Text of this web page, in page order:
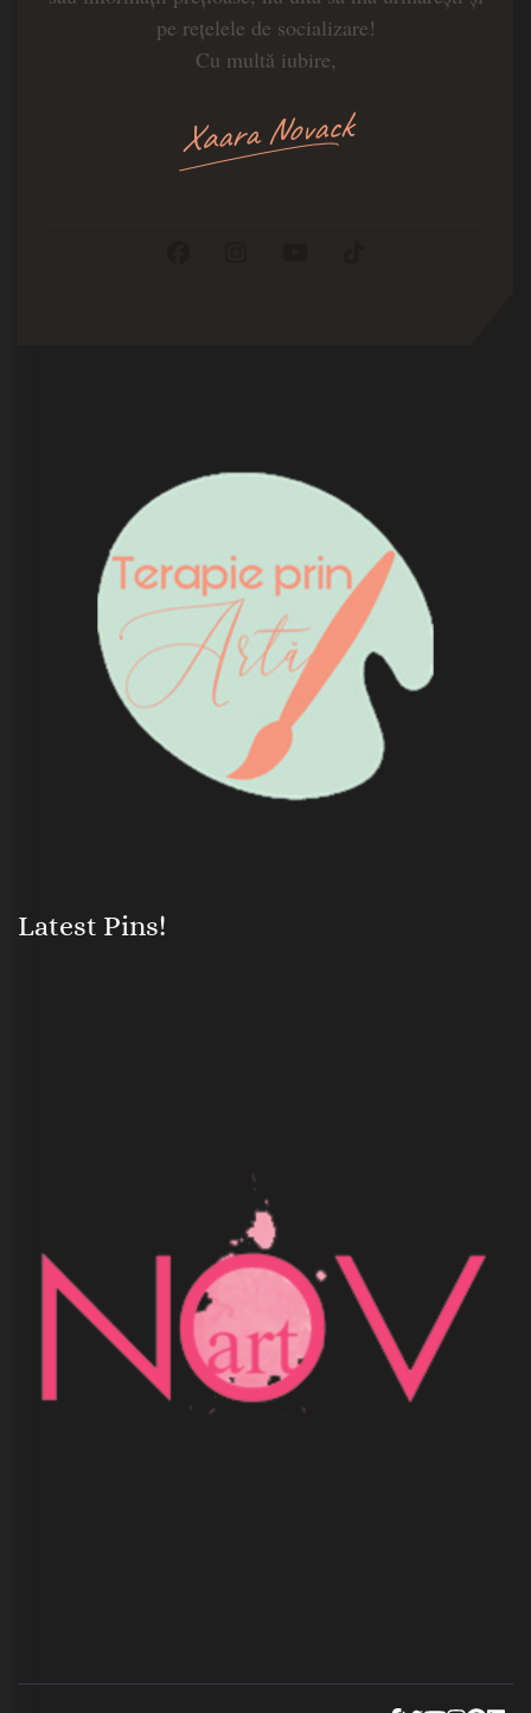
pe rețelele de socializare!
Cu multă iubire,
Xaara Novack
Latest Pins!